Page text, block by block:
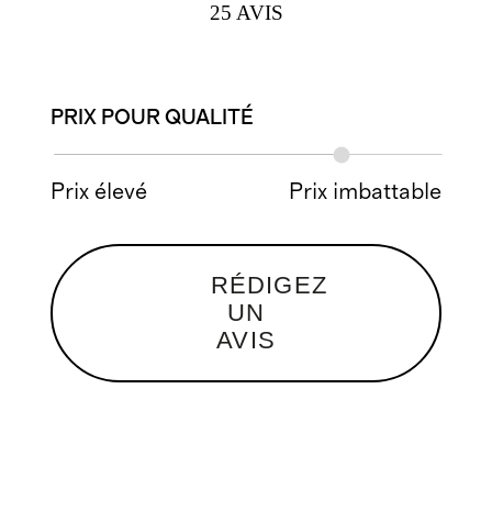
25 AVIS
PRIX POUR QUALITÉ
Prix élevé Prix imbattable
RÉDIGEZ
UN
AVIS